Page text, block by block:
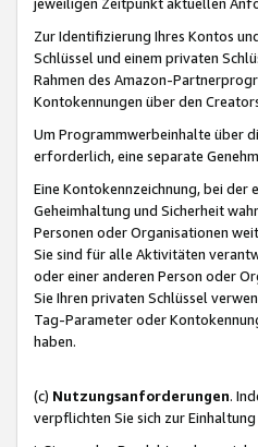
Zur Identifizierung Ihres Kontos
Schlüssel und einem privaten
Rahmen des Amazon-
Kontokennungen über den
Um Programmwerbeinhalte über
erforderlich, eine separate
Eine Kontokennzeichnung, bei der
Geheimhaltung und Sicherheit
Personen oder Organisationen
Sie sind für alle Aktivitäten
oder einer anderen Person oder
Sie Ihren privaten Schlüssel
Tag-Parameter oder
haben.
(c) Nutzungsanforderungen.
verpflichten Sie sich zur